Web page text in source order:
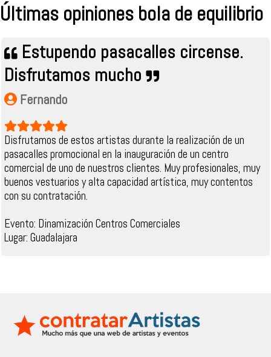
Últimas opiniones bola de equilibrio
Estupendo pasacalles circense.
Disfrutamos mucho
Fernando
Disfrutamos de estos artistas durante la realización de un
pasacalles promocional en la inauguración de un centro
comercial de uno de nuestros clientes. Muy profesionales, muy
buenos vestuarios y alta capacidad artística, muy contentos
con su contratación.
Evento: Dinamización Centros Comerciales
Lugar: Guadalajara